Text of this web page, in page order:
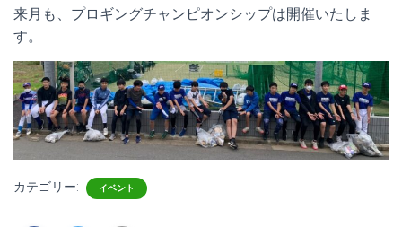
来月も、プロギングチャンピオンシップは開催いたしま
す。
カテゴリー: イベント